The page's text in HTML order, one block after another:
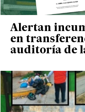
Alertan
en
auditoría de